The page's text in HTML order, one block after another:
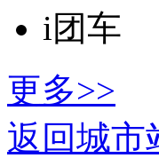
i团车
更多>>
返回城市